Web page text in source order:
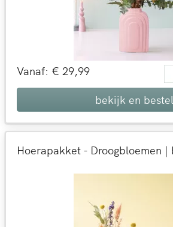
Vanaf: € 29,99
bekijk en bestel